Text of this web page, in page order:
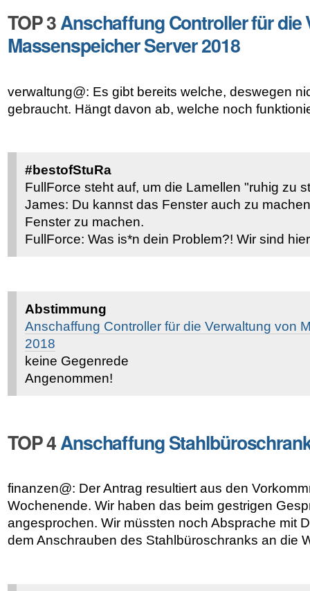
TOP 3Anschaffung Controller für die
Massenspeicher Server 2018
verwaltung@: Es gibt bereits welche, deswegen
gebraucht. Hängt davon ab, welche noch
#bestofStuRa
FullForce steht auf, um die Lamellen "ruhig zu
James: Du kannst das Fenster auch zu
Fenster zu machen.
FullForce: Was is*n dein Problem?! Wir sind
Abstimmung
Anschaffung Controller für die Verwaltung von
2018
keine Gegenrede
Angenommen!
TOP 4Anschaffung
finanzen@: Der Antrag resultiert aus den
Wochenende. Wir haben das beim gestrigen
angesprochen. Wir müssten noch Absprache mit
dem Anschrauben des Stahlbüroschranks an die